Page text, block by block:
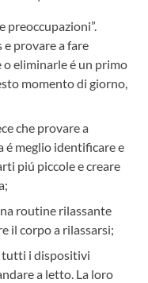
preoccupazioni”.
provare a fare
eliminarle é un primo
momento di giorno,
che provare a
é meglio identificare e
piú piccole e creare
routine rilassante
il corpo a rilassarsi;
tutti i dispositivi
a letto. La loro